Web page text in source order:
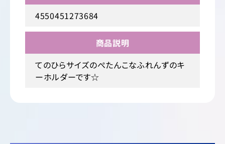
4550451273684
商品説明
てのひらサイズのぺたんこなふれんずのキ
ーホルダーです☆